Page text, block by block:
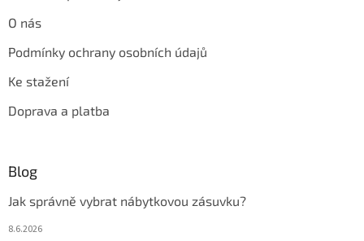
O nás
Podmínky ochrany osobních údajů
Ke stažení
Doprava a platba
Blog
Jak správně vybrat nábytkovou zásuvku?
8.6.2026